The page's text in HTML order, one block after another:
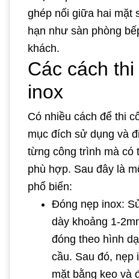
ghép nối giữa hai mặt
hạn như sàn phòng
khách.
Các cách
inox
Có nhiều cách để thi
mục đích sử dụng và
từng công trình mà có
phù hợp. Sau đây là
phổ biến:
Đóng nẹp inox:
dày khoảng 1-
đóng theo hình
cầu. Sau đó, nẹp
mặt bằng keo và